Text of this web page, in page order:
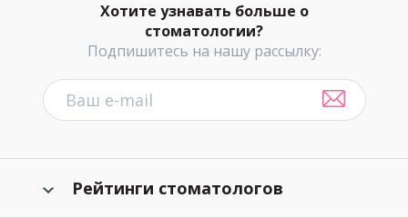
Хотите узнавать больше о
стоматологии?
Подпишитесь на нашу рассылку:
Рейтинги стоматологов